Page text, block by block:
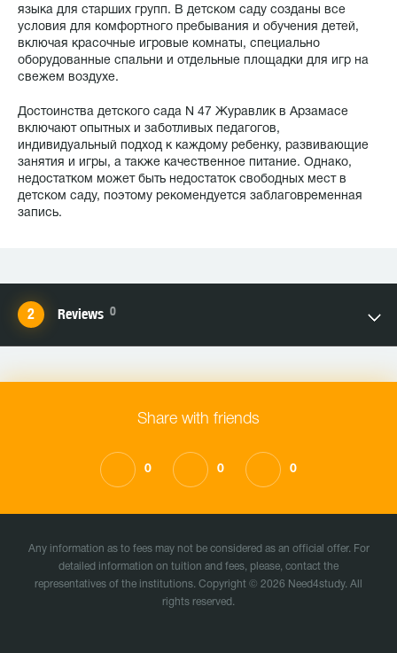
языка для старших групп. В детском саду созданы все
условия для комфортного пребывания и обучения детей,
включая красочные игровые комнаты, специально
оборудованные спальни и отдельные площадки для игр на
свежем воздухе.
Достоинства детского сада N 47 Журавлик в Арзамасе
включают опытных и заботливых педагогов,
индивидуальный подход к каждому ребенку, развивающие
занятия и игры, а также качественное питание. Однако,
недостатком может быть недостаток свободных мест в
детском саду, поэтому рекомендуется заблаговременная
запись.
Reviews 0
Share with friends
0 0 0
Any information as to fees may not be considered as an official offer. For
detailed information on tuition and fees, please, contact the
representatives of the institutions. Copyright © 2026 Need4study. All
rights reserved.